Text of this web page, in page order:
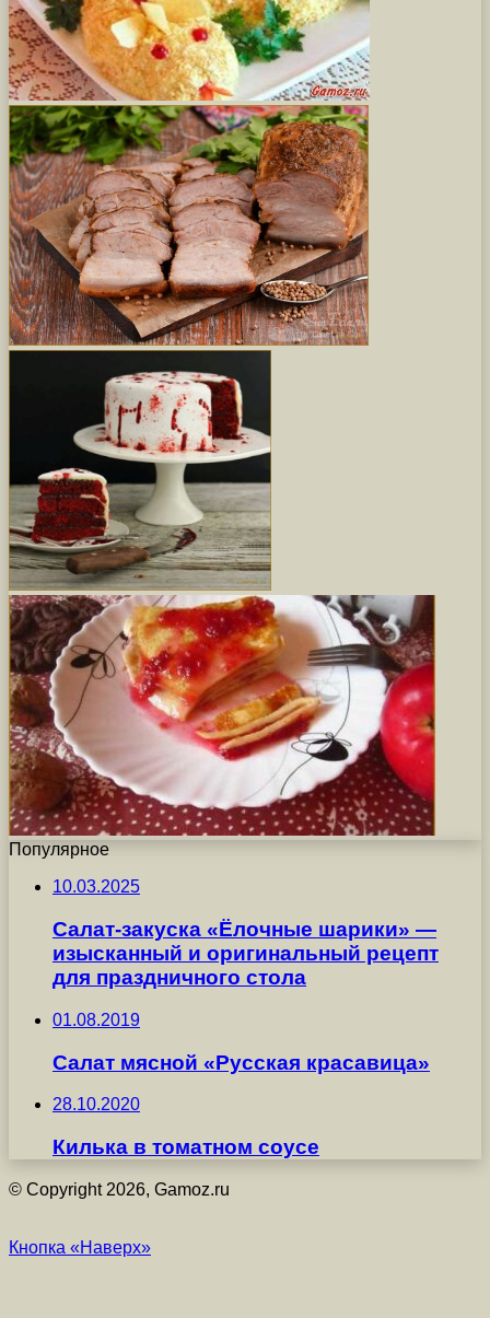
Популярное
10.03.2025
Салат-закуска «Ёлочные шарики» —
изысканный и оригинальный рецепт
для праздничного стола
01.08.2019
Салат мясной «Русская красавица»
28.10.2020
Килька в томатном соусе
© Copyright 2026, Gamoz.ru
Кнопка «Наверх»